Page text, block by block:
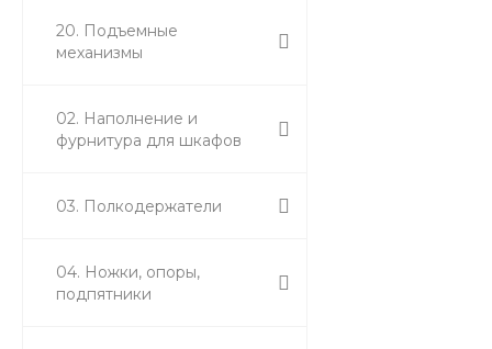
20. Подъемные
механизмы
02. Наполнение и
фурнитура для шкафов
03. Полкодержатели
04. Ножки, опоры,
подпятники